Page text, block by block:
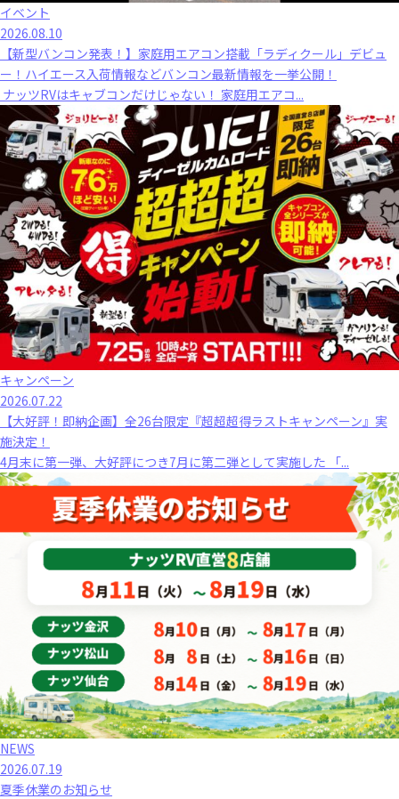
イベント
2026.08.10
【新型バンコン発表！】家庭用エアコン搭載「ラディクール」デビュ
ー！ハイエース入荷情報などバンコン最新情報を一挙公開！
ナッツRVはキャブコンだけじゃない！ 家庭用エアコ...
キャンペーン
2026.07.22
【大好評！即納企画】全26台限定『超超超得ラストキャンペーン』実
施決定！
4月末に第一弾、大好評につき7月に第二弾として実施した 「...
NEWS
2026.07.19
夏季休業のお知らせ